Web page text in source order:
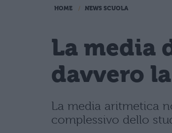
HOME NEWS SCUOLA
La media
davvero
La media aritmetica
complessivo dello